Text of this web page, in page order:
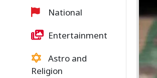
National
Entertainment
Astro and
Religion